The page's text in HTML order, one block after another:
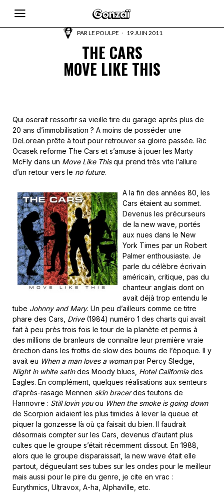
PARLE POULPE 19 JUIN 2011
THE CARS
MOVE LIKE THIS
Qui oserait ressortir sa vieille tire du garage après plus de
20 ans d’immobilisation ? A moins de posséder une
DeLorean prête à tout pour retrouver sa gloire passée. Ric
Ocasek reforme The Cars et s’amuse à jouer les Marty
McFly dans un Move Like Thisqui prend très vite l’allure
d’un retour vers le no future.
A la fin des années 80, les
Cars étaient au sommet.
Devenus les précurseurs
de la new wave, portés
aux nues dans le New
York Times par un Robert
Palmer enthousiaste. Je
parle du célèbre écrivain
américain, critique, pas du
chanteur anglais dont on
avait déjà trop entendu le
tube Johnny and Mary. Un peu d’ailleurs comme ce titre
phare des Cars, Drive(1984) numéro 1 des charts qui avait
fait à peu près trois fois le tour de la planète et permis à
des millions de branleurs de connaître leur première vraie
érection dans les frottis de slow des boums de l’époque. Il y
avait eu When a man loves a womanpar Percy Sledge,
Night in white satindes Moody blues, Hotel Californiades
Eagles. En complément, quelques réalisations aux senteurs
d’après-rasage Mennen skin bracerdes teutons de
Hannovre : Still lovin youou When the smoke is going down
de Scorpion aidaient les plus timides à lever la queue et
piquer la gonzesse là où ça faisait du bien. Il faudrait
désormais compter sur les Cars, devenus d’autant plus
cultes que le groupe s’était récemment dissout. En 1988,
alors que le groupe disparaissait, la new wave était elle
partout, dégueulant ses tubes sur les ondes pour le meilleur
mais aussi pour le pire du genre, je cite en vrac :
Eurythmics, Ultravox, A-ha, Alphaville, etc.